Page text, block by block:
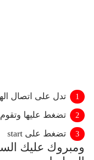
تدل على اتصال
تضغط عليها وتقوم
تضغط على start
ومبروك عليك